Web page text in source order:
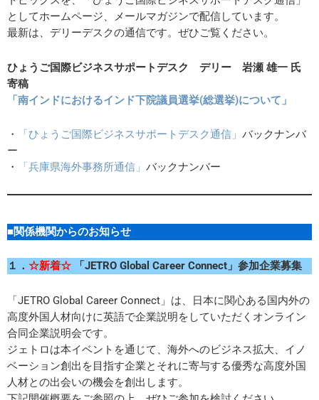
としてホームページ、メールマガジンで配信しています。
最新は、デリーデスクの通信です。ぜひご覧ください。
ひょうご国際ビジネスサポートデスク
デリー 岩瀬 雄一 氏
寄稿
「南インドにおけるインド下院議員選挙(総選挙)について」
・ 「ひょうご国際ビジネスサポートデスク通信」 バックナンバ
ー
・
「兵庫県海外事務所通信」 バックナンバー
■関係機関からのお知らせ
１． ☆新着☆ 「JETRO Global Career Connect」参加企業募集
「JETRO Global Career Connect」は、日本に関心ある国内外の
高度外国人材向けに英語で企業説明をしていただくオンライン
合同企業説明会です。
ジェトロは本イベントを通じて、海外へのビジネス拡大、イノ
ベーション創出を目指す企業とそれに寄与する優秀な高度外国
人材との出会いの機会を創出します。